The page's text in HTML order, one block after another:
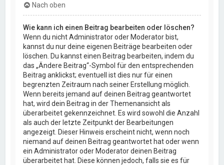
Nach oben
Wie kann ich einen Beitrag bearbeiten oder löschen?
Wenn du nicht Administrator oder Moderator bist,
kannst du nur deine eigenen Beiträge bearbeiten oder
löschen. Du kannst einen Beitrag bearbeiten, indem du
das „Ändere Beitrag“-Symbol für den entsprechenden
Beitrag anklickst; eventuell ist dies nur für einen
begrenzten Zeitraum nach seiner Erstellung möglich.
Wenn bereits jemand auf deinen Beitrag geantwortet
hat, wird dein Beitrag in der Themenansicht als
überarbeitet gekennzeichnet. Es wird sowohl die Anzahl
als auch der letzte Zeitpunkt der Bearbeitungen
angezeigt. Dieser Hinweis erscheint nicht, wenn noch
niemand auf deinen Beitrag geantwortet hat oder wenn
ein Administrator oder Moderator deinen Beitrag
überarbeitet hat. Diese können jedoch, falls sie es für